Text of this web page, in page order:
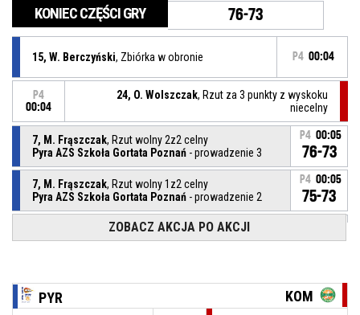
KONIEC CZĘŚCI GRY 76-73
15, W. Berczyński, Zbiórka w obronie P4 00:04
P4
00:04
24, O. Wolszczak, Rzut za 3 punkty z wyskoku
niecelny
7, M. Frąszczak, Rzut wolny 2z2 celny
Pyra AZS Szkoła Gortata Poznań - prowadzenie 3
P4 00:05
76-73
7, M. Frąszczak, Rzut wolny 1z2 celny
Pyra AZS Szkoła Gortata Poznań - prowadzenie 2
P4 00:05
75-73
, Faulowany(-a)
43, M. Dobaczewski, Faul osobisty
ZOBACZ AKCJA PO AKCJI
PYR KOM